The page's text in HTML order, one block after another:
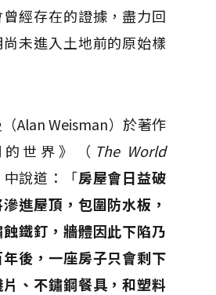
經存在的證據，盡力回
未進入土地前的原始樣
Alan Weisman）於著作
的世界》（ The World
中說道：「房屋會日益破
進屋頂，包圍防水板，
鐵釘，牆體因此下陷乃
後，一座房子只會剩下
、不鏽鋼餐具，和塑料